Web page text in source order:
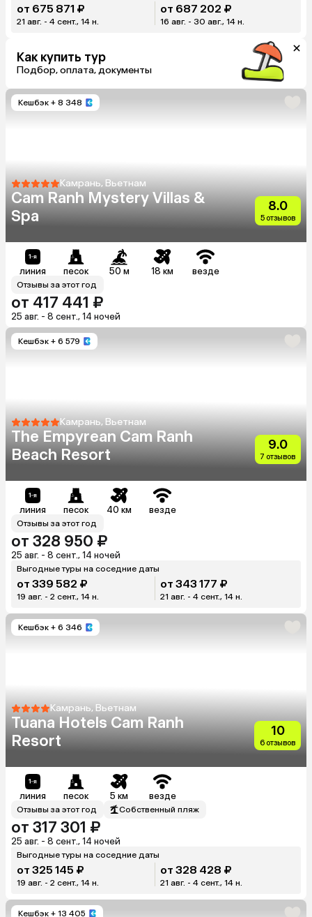
от 675 871 ₽
21 авг. - 4 сент., 14 н.
от 687 202 ₽
16 авг. - 30 авг., 14 н.
Как купить тур
Подбор, оплата, документы
Кешбэк + 8 348
Камрань, Вьетнам
Cam Ranh Mystery Villas &
Spa
8.0
5 отзывов
линия песок 50 м 18 км везде
Отзывы за этот год
от 417 441 ₽
25 авг. - 8 сент., 14 ночей
Кешбэк + 6 579
Камрань, Вьетнам
The Empyrean Cam Ranh
Beach Resort
9.0
7 отзывов
линия песок 40 км везде
Отзывы за этот год
от 328 950 ₽
25 авг. - 8 сент., 14 ночей
Выгодные туры на соседние даты
от 339 582 ₽
19 авг. - 2 сент., 14 н.
от 343 177 ₽
21 авг. - 4 сент., 14 н.
Кешбэк + 6 346
Камрань, Вьетнам
Tuana Hotels Cam Ranh
Resort
10
6 отзывов
линия песок 5 км везде
Отзывы за этот год Собственный пляж
от 317 301 ₽
25 авг. - 8 сент., 14 ночей
Выгодные туры на соседние даты
от 325 145 ₽
19 авг. - 2 сент., 14 н.
от 328 428 ₽
21 авг. - 4 сент., 14 н.
Кешбэк + 13 405